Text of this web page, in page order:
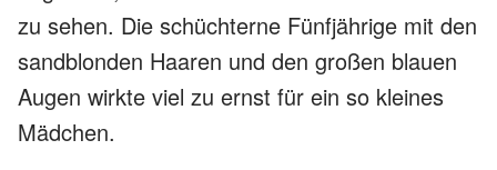
zu sehen. Die schüchterne Fünfjährige mit den
sandblonden Haaren und den großen blauen
Augen wirkte viel zu ernst für ein so kleines
Mädchen.